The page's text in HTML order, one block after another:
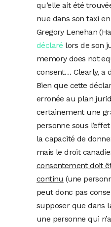
qu’elle ait été
nue dans son taxi
Gregory Lenehan
déclaré lors de son
memory does not
consent… Clearly, a
Bien que cette
erronée au plan
certainement une
personne sous
la capacité de
mais le droit
consentement doit
continu (une
peut donc pas
supposer que dans
une personne qui